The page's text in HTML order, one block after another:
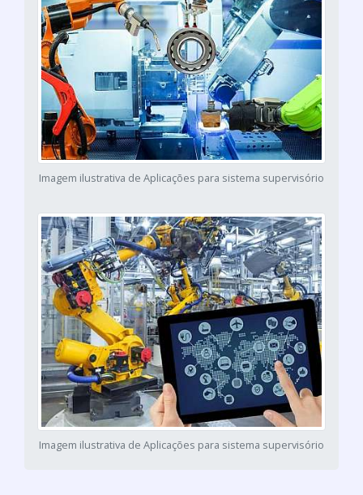
Imagem ilustrativa de Aplicações para sistema supervisório
Imagem ilustrativa de Aplicações para sistema supervisório